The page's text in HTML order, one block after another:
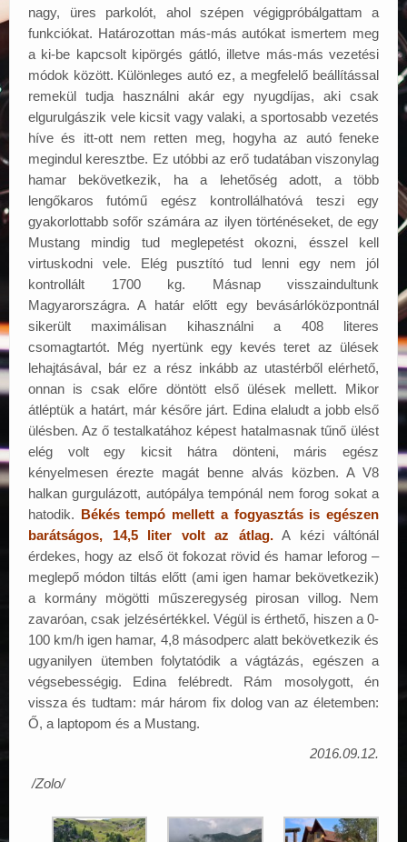
nagy, üres parkolót, ahol szépen végigpróbálgattam a
funkciókat. Határozottan más-más autókat ismertem meg
a ki-be kapcsolt kipörgés gátló, illetve más-más vezetési
módok között. Különleges autó ez, a megfelelő beállítással
remekül tudja használni akár egy nyugdíjas, aki csak
elgurulgászik vele kicsit vagy valaki, a sportosabb vezetés
híve és itt-ott nem retten meg, hogyha az autó feneke
megindul keresztbe. Ez utóbbi az erő tudatában viszonylag
hamar bekövetkezik, ha a lehetőség adott, a több
lengőkaros futómű egész kontrollálhatóvá teszi egy
gyakorlottabb sofőr számára az ilyen történéseket, de egy
Mustang mindig tud meglepetést okozni, ésszel kell
virtuskodni vele. Elég pusztító tud lenni egy nem jól
kontrollált 1700 kg. Másnap visszaindultunk
Magyarországra. A határ előtt egy bevásárlóközpontnál
sikerült maximálisan kihasználni a 408 literes
csomagtartót. Még nyertünk egy kevés teret az ülések
lehajtásával, bár ez a rész inkább az utastérből elérhető,
onnan is csak előre döntött első ülések mellett. Mikor
átléptük a határt, már későre járt. Edina elaludt a jobb első
ülésben. Az ő testalkatához képest hatalmasnak tűnő ülést
elég volt egy kicsit hátra dönteni, máris egész
kényelmesen érezte magát benne alvás közben. A V8
halkan gurgulázott, autópálya tempónál nem forog sokat a
hatodik. Békés tempó mellett a fogyasztás is egészen
barátságos, 14,5 liter volt az átlag.A kézi váltónál
érdekes, hogy az első öt fokozat rövid és hamar leforog –
meglepő módon tiltás előtt (ami igen hamar bekövetkezik)
a kormány mögötti műszeregység pirosan villog. Nem
zavaróan, csak jelzésértékkel. Végül is érthető, hiszen a 0-
100 km/h igen hamar, 4,8 másodperc alatt bekövetkezik és
ugyanilyen ütemben folytatódik a vágtázás, egészen a
végsebességig. Edina felébredt. Rám mosolygott, én
vissza és tudtam: már három fix dolog van az életemben:
Ő, a laptopom és a Mustang.
2016.09.12.
/Zolo/